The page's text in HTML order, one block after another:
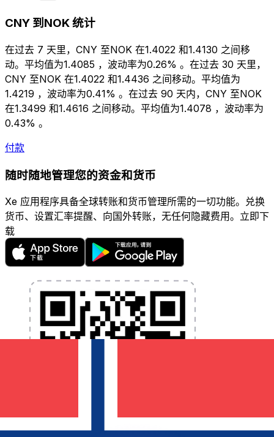
CNY 到NOK 统计
在过去 7 天里，CNY 至NOK 在1.4022 和1.4130 之间移
动。平均值为1.4085 ，波动率为0.26% 。在过去 30 天里，
CNY 至NOK 在1.4022 和1.4436 之间移动。平均值为
1.4219 ，波动率为0.41% 。在过去 90 天内，CNY 至NOK
在1.3499 和1.4616 之间移动。平均值为1.4078 ，波动率为
0.43% 。
付款
随时随地管理您的资金和货币
Xe 应用程序具备全球转账和货币管理所需的一切功能。兑换
货币、设置汇率提醒、向国外转账，无任何隐藏费用。立即下
载